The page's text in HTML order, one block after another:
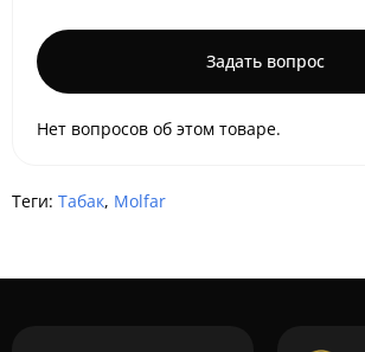
Задать вопрос
Нет вопросов об этом товаре.
Теги: Табак, Molfar